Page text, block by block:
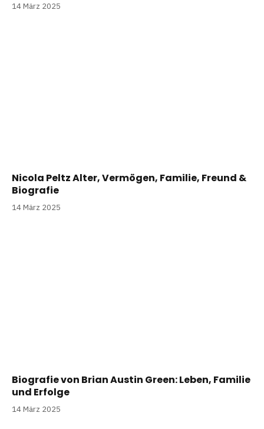
14 März 2025
Nicola Peltz Alter, Vermögen, Familie, Freund &
Biografie
14 März 2025
Biografie von Brian Austin Green: Leben, Familie
und Erfolge
14 März 2025